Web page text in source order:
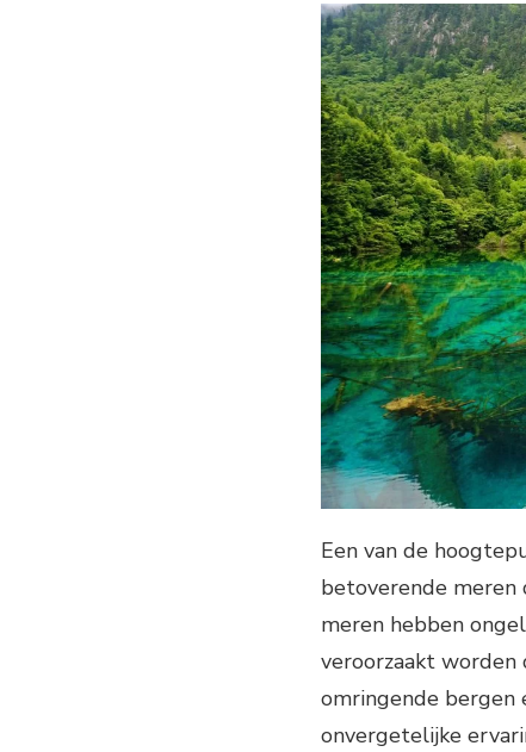
Een van de
betoverende meren
meren hebben
veroorzaakt
omringende bergen
onvergetelijke